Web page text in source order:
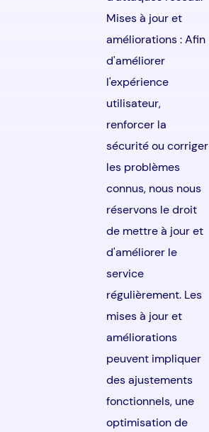
Mises à jour et
améliorations : Afin
d'améliorer
l'expérience
utilisateur,
renforcer la
sécurité ou corriger
les problèmes
connus, nous nous
réservons le droit
de mettre à jour et
d'améliorer le
service
régulièrement. Les
mises à jour et
améliorations
peuvent impliquer
des ajustements
fonctionnels, une
optimisation de